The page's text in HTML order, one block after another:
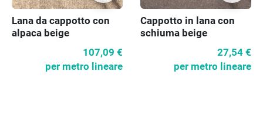
Lana da cappotto con
alpaca beige
107,09 €
per metro lineare
Cappotto in lana con
schiuma beige
27,54 €
per metro lineare